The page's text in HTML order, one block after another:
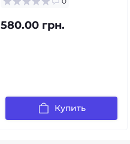
580.00 грн.
Купить